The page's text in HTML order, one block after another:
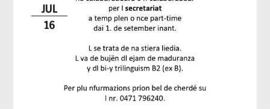
JUL
16